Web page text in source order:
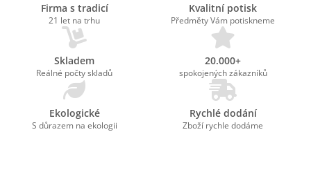
Firma s tradicí
21 let na trhu
Kvalitní potisk
Předměty Vám potiskneme
Skladem
Reálné počty skladů
20.000+
spokojených zákazníků
Ekologické
S důrazem na ekologii
Rychlé dodání
Zboží rychle dodáme